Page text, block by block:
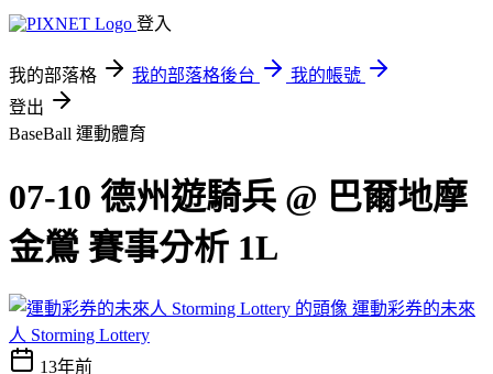
登入
我的部落格 我的部落格後台
我的帳號
登出
BaseBall 運動體育
07-10 德州遊騎兵 @ 巴爾地摩
金鶯 賽事分析 1L
運動彩券的未來
人 Storming Lottery
13年前